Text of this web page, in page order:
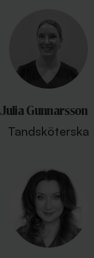
Julia Gunnarsson
Tandsköterska